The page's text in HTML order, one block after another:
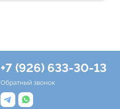
+7 (926) 633-30-13
Обратный звонок